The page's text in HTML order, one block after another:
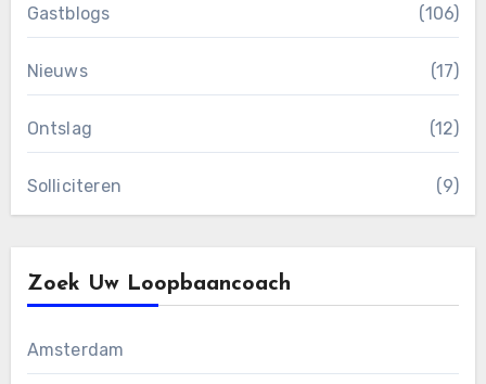
Gastblogs (106)
Nieuws (17)
Ontslag (12)
Solliciteren (9)
Zoek Uw Loopbaancoach
Amsterdam